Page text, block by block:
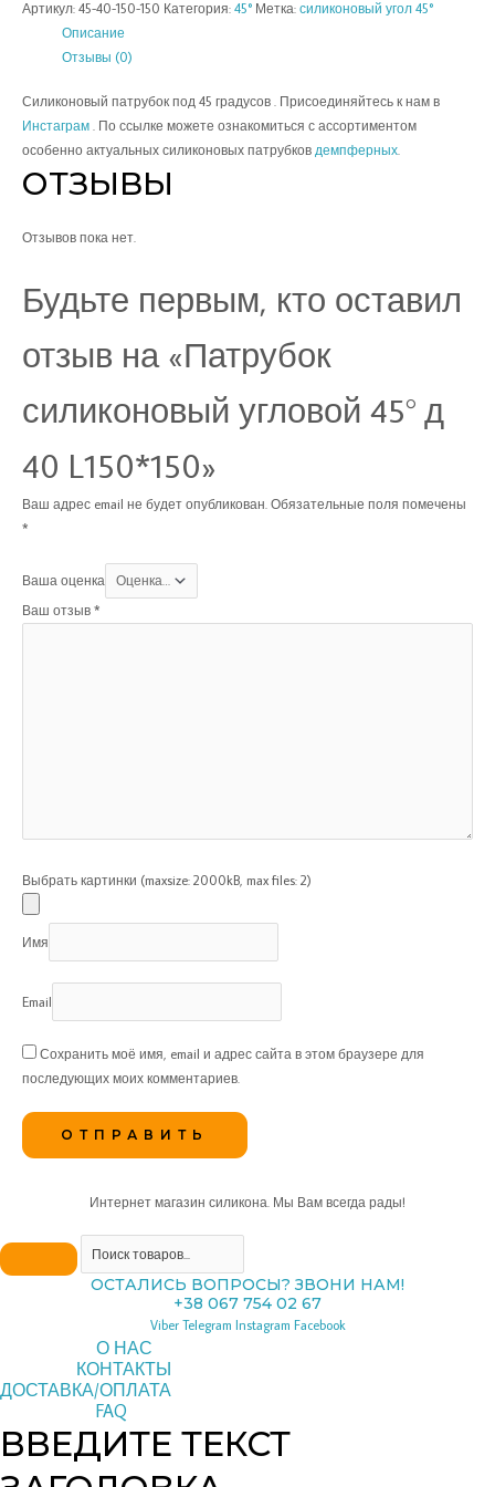
Артикул: 45-40-150-150 Категория: 45° Метка: силиконовый угол 45°
Описание
Отзывы (0)
Силиконовый патрубок под 45 градусов . Присоединяйтесь к нам в
Инстаграм . По ссылке можете ознакомиться с ассортиментом
особенно актуальных силиконовых патрубков демпферных.
ОТЗЫВЫ
Отзывов пока нет.
Будьте первым, кто оставил
отзыв на «Патрубок
силиконовый угловой 45° д
40 L150*150»
Ваш адрес email не будет опубликован. Обязательные поля помечены
*
Ваша оценка
Ваш отзыв *
Выбрать картинки (maxsize: 2000kB, max files: 2)
Имя
Email
Сохранить моё имя, email и адрес сайта в этом браузере для
последующих моих комментариев.
Интернет магазин силикона. Мы Вам всегда рады!
ОСТАЛИСЬ ВОПРОСЫ? ЗВОНИ НАМ!
+38 067 754 02 67
Viber Telegram Instagram Facebook
О НАС
КОНТАКТЫ
ДОСТАВКА/ОПЛАТА
FAQ
ВВЕДИТЕ ТЕКСТ